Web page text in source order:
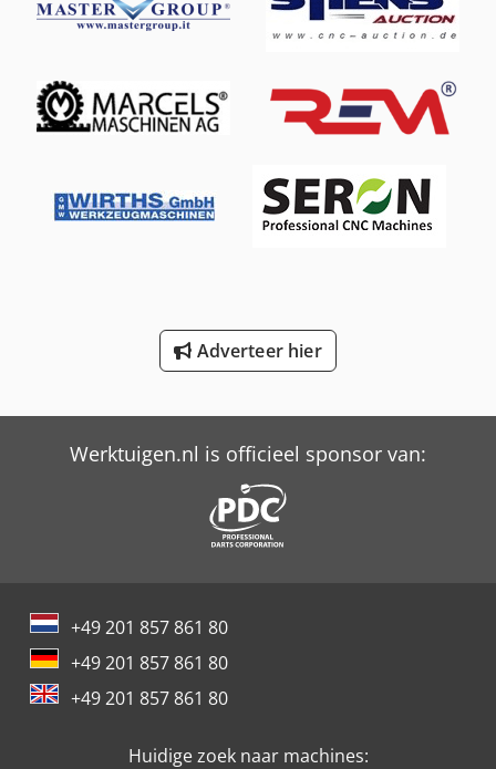
Schaffer 2345 T Slt
Schaffer 4580 T
Schaffer 6390 T
Adverteer hier
Werktuigen.nl is officieel sponsor van:
+49 201 857 861 80
+49 201 857 861 80
+49 201 857 861 80
Huidige zoek naar machines: